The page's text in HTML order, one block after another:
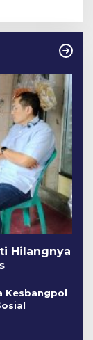
Hilangnya
Kesbangpol